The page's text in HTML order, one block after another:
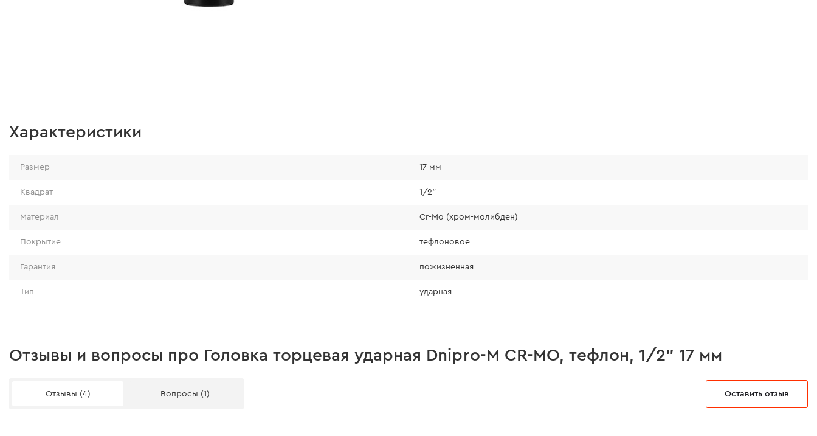
Характеристики
Размер 17 мм
Квадрат 1/2"
Материал Cr-Mo (хром-молибден)
Покрытие тефлоновое
Гарантия пожизненная
Тип ударная
Отзывы и вопросы про Головка торцевая ударная Dnipro-M CR-MO, тефлон, 1/2" 17 мм
Отзывы (4) Вопросы (1) Оставить отзыв